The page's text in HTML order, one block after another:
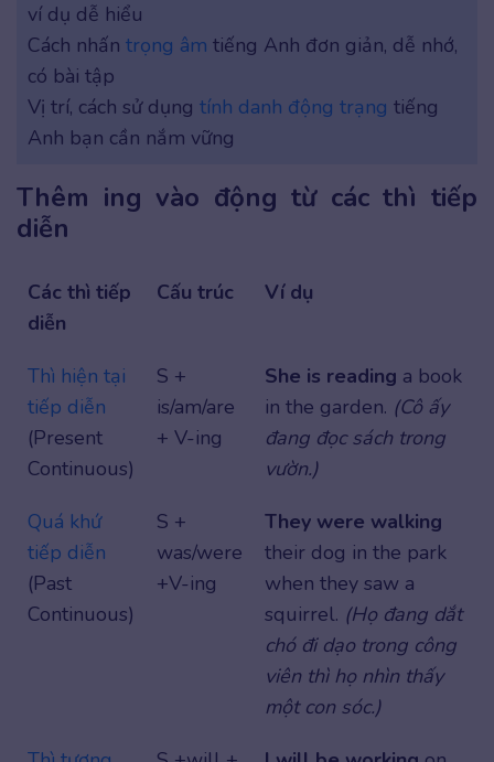
ví dụ dễ hiểu
Cách nhấn trọng âm tiếng Anh đơn giản, dễ nhớ,
có bài tập
Vị trí, cách sử dụng tính danh động trạng tiếng
Anh bạn cần nắm vững
Thêm ing vào động từ các thì tiếp
diễn
Các thì tiếp
diễn
Cấu trúc Ví dụ
Thì hiện tại
tiếp diễn
(Present
Continuous)
S +
is/am/are
+ V-ing
She is reading a book
in the garden. (Cô ấy
đang đọc sách trong
vườn.)
Quá khứ
tiếp diễn
(Past
Continuous)
S +
was/were
+V-ing
They were walking
their dog in the park
when they saw a
squirrel. (Họ đang dắt
chó đi dạo trong công
viên thì họ nhìn thấy
một con sóc.)